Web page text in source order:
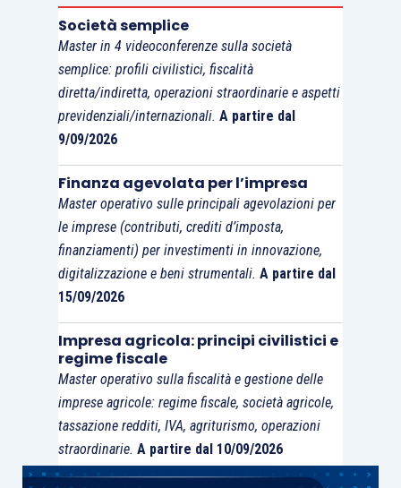
Società semplice
Master in 4 videoconferenze sulla società
semplice: profili civilistici, fiscalità
diretta/indiretta, operazioni straordinarie e aspetti
previdenziali/internazionali. A partire dal
9/09/2026
Finanza agevolata per l’impresa
Master operativo sulle principali agevolazioni per
le imprese (contributi, crediti d’imposta,
finanziamenti) per investimenti in innovazione,
digitalizzazione e beni strumentali. A partire dal
15/09/2026
Impresa agricola: principi civilistici e
regime fiscale
Master operativo sulla fiscalità e gestione delle
imprese agricole: regime fiscale, società agricole,
tassazione redditi, IVA, agriturismo, operazioni
straordinarie. A partire dal 10/09/2026